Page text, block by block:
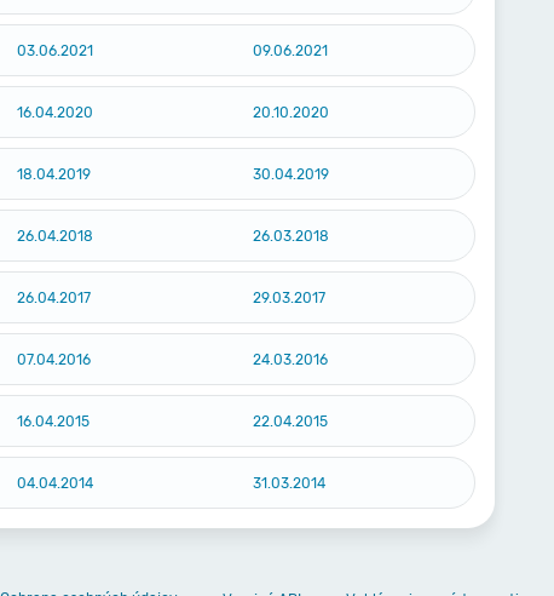
03.06.2021 09.06.2021
16.04.2020 20.10.2020
18.04.2019 30.04.2019
26.04.2018 26.03.2018
26.04.2017 29.03.2017
07.04.2016 24.03.2016
16.04.2015 22.04.2015
04.04.2014 31.03.2014